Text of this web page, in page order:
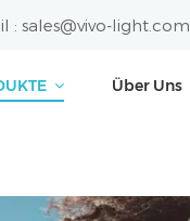
: sales@vivo-light.com
Über Uns